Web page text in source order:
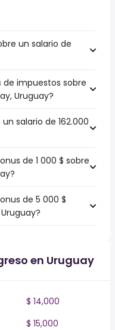
un salario de
de impuestos sobre
Uruguay?
salario de 162.000
de 1 000 $ sobre
de 5 000 $
en Uruguay
$ 14,000
$ 15,000